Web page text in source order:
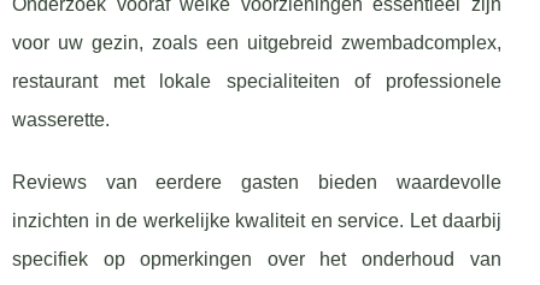
voor uw gezin, zoals een uitgebreid zwembadcomplex,
restaurant met lokale specialiteiten of professionele
wasserette.
Reviews van eerdere gasten bieden waardevolle
inzichten in de werkelijke kwaliteit en service. Let daarbij
specifiek op opmerkingen over het onderhoud van